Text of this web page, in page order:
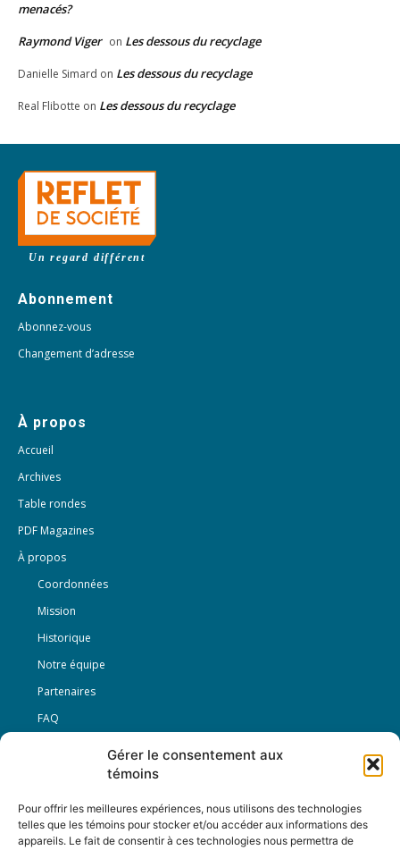
Gérer le consentement aux
témoins
Pour offrir les meilleures expériences, nous utilisons des technologies
telles que les témoins pour stocker et/ou accéder aux informations des
appareils. Le fait de consentir à ces technologies nous permettra de
menacés?
Raymond Viger on Les dessous du recyclage
Danielle Simard on Les dessous du recyclage
Real Flibotte on Les dessous du recyclage
Un regard différent
Abonnement
Abonnez-vous
Changement d’adresse
À propos
Accueil
Archives
Table rondes
PDF Magazines
À propos
Coordonnées
Mission
Historique
Notre équipe
Partenaires
FAQ
Conditions générales